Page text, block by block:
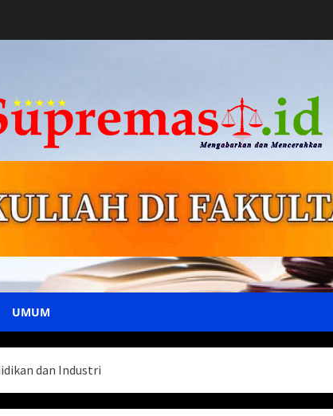
UMUM
dan Industri